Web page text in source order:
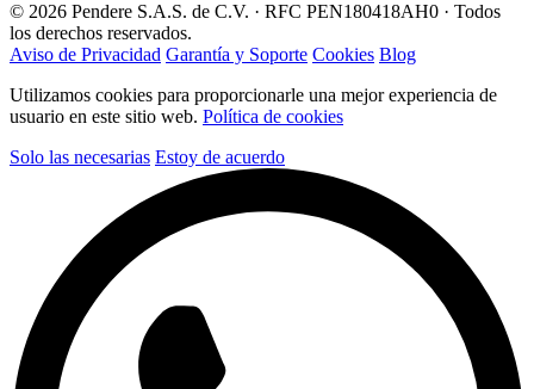
© 2026 Pendere S.A.S. de C.V. · RFC PEN180418AH0 · Todos
los derechos reservados.
Aviso de Privacidad Garantía y Soporte Cookies Blog
Utilizamos cookies para proporcionarle una mejor experiencia de
usuario en este sitio web. Política de cookies
Solo las necesarias Estoy de acuerdo